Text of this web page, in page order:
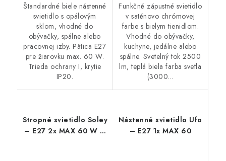
Štandardné biele nástenné
svietidlo s opálovým
sklom, vhodné do
obývačky, spálne alebo
pracovnej izby. Pätica E27
pre žiarovku max. 60 W.
Trieda ochrany I, krytie
IP20.
Funkčné zápustné svietidlo
v saténovo chrómovej
farbe s bielym tienidlom.
Vhodné do obývačky,
kuchyne, jedálne alebo
spálne. Svetelný tok 2500
lm, teplá biela farba svetla
(3000...
Stropné svietidlo Soley
– E27 2x MAX 60 W –
Nástenné svietidlo Ufo
– E27 1x MAX 60